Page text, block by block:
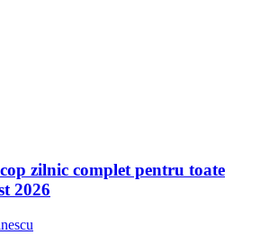
zilnic complet pentru toate
2026